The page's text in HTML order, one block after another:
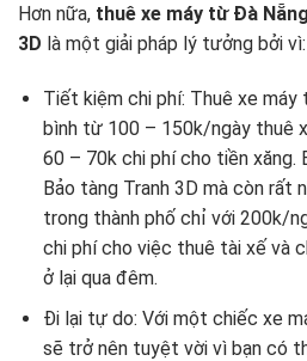
Hơn nữa, thuê xe máy từ Đà
3D là một giải pháp lý tưởng bởi vì:
Tiết kiệm chi phí: Thuê xe máy
bình từ 100 – 150k/ngày thuê
60 – 70k chi phí cho tiền xăng.
Bảo tàng Tranh 3D mà còn rất
trong thành phố chỉ với 200k/
chi phí cho việc thuê tài xế và
ở lại qua đêm.
Đi lại tự do: Với một chiếc xe
sẽ trở nên tuyệt vời vì bạn có